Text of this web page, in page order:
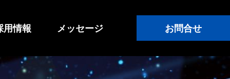
用情報 メッセージ お問合せ